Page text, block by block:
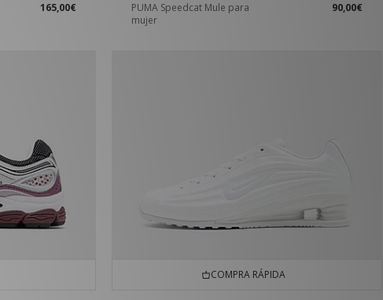
165,00€
PUMA Speedcat Mule para
mujer
90,00€
COMPRA RÁPIDA